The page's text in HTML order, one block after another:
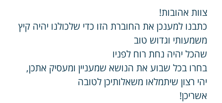
צוות אהובות!
כתבנו למענכן את החוברת הזו כדי שלכולנו יהיה קיץ
משמעותי וגדוש טוב
שהכל יהיה נחת רוח לפניו
בחרו בכל שבוע את הנושא שמעניין ומעסיק אתכן,
יהי רצון שיתמלאו משאלותיכן לטובה
אשריכן!